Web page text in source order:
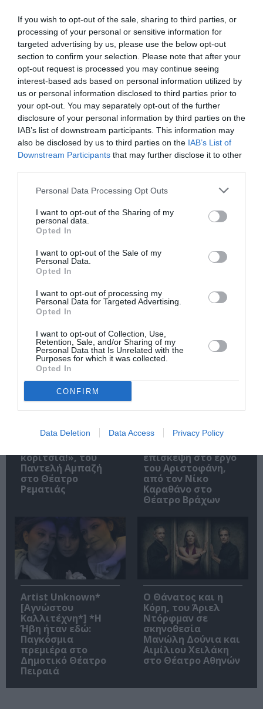
If you wish to opt-out of the sale, sharing to third parties, or
processing of your personal or sensitive information for
targeted advertising by us, please use the below opt-out
section to confirm your selection. Please note that after your
opt-out request is processed you may continue seeing
interest-based ads based on personal information utilized by
us or personal information disclosed to third parties prior to
your opt-out. You may separately opt-out of the further
disclosure of your personal information by third parties on the
IAB’s list of downstream participants. This information may
also be disclosed by us to third parties on the IAB’s List of
Downstream Participants that may further disclose it to other
Personal Data Processing Opt Outs
I want to opt-out of the Sharing of my
personal data.
Opted In
I want to opt-out of the Sale of my
Personal Data.
Opted In
I want to opt-out of processing my
Personal Data for Targeted Advertising.
Opted In
I want to opt-out of Collection, Use,
Retention, Sale, and/or Sharing of my
Personal Data that Is Unrelated with the
Purposes for which it was collected.
Opted In
CONFIRM
Data Deletion Data Access Privacy Policy
Πολιτισμό στοCulturenow.gr
Νέοι Διαγωνισμοί❯
Tags
ΔΡΑΜΑ - ΚΟΙΝΩΝΙΚΟ - ΣΥΓΧΡΟΝΟ
ΘΕΑΤΡΙΚΕΣ ΠΑΡΑΣΤΑΣΕΙΣ 2019 - 2020
ΘΕΑΤΡΟ ΜΙΚΡΟ ΠΑΛΛΑΣ
ΘΟΔΩΡΗΣ ΑΘΕΡΙΔΗΣ
Newsletter
Κάθε βδομάδα στο e-mail σας τα τελευταία νέα για
Σχετικά Άρθρα
κορίτσια!», του
Παντελή Αμπαζή
στο Θέατρο
Ρεματιάς
επίσκεψη στο έργο
του Αριστοφάνη,
από τον Νίκο
Καραθάνο στο
Θέατρο Βράχων
Artist Unknown*
[Αγνώστου
Καλλιτέχνη*] *Η
Ήβη ήταν εδώ:
Παγκόσμια
πρεμιέρα στο
Δημοτικό Θέατρο
Πειραιά
Ο Θάνατος και η
Κόρη, του Άριελ
Ντόρφμαν σε
σκηνοθεσία
Μανώλη Δούνια και
Αιμίλιου Χειλάκη
στο Θέατρο Αθηνών